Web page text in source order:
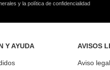
y la política de confidencialidad
Y AYUDA AVISOS
Aviso